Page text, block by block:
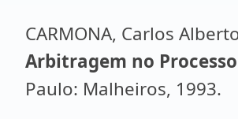
CARMONA, Carlos
Arbitragem no
Paulo: Malheiros, 1993.